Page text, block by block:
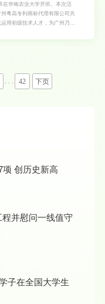
在华南农业大学开班。本次活
粤高专利商标代理有限公司共
用初级技术人才，为广州乃至
. . . 42 下页
华农获广东省哲社优秀成果奖17项 创历史新高
并慰问一线值守
子在全国大学生